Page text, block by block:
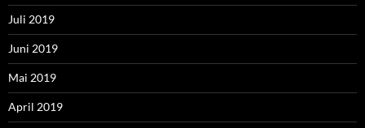
Juli 2019
Juni 2019
Mai 2019
April 2019